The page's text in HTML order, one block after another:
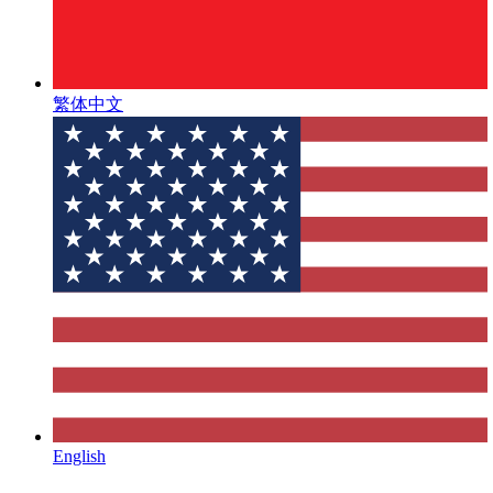
繁体中文
English